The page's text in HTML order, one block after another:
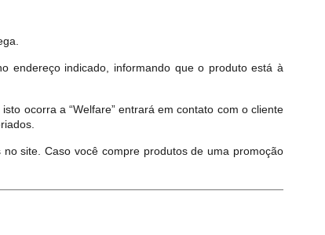
endereço indicado, informando que o produto está à
ocorra a “Welfare” entrará em contato com o cliente
site. Caso você compre produtos de uma promoção